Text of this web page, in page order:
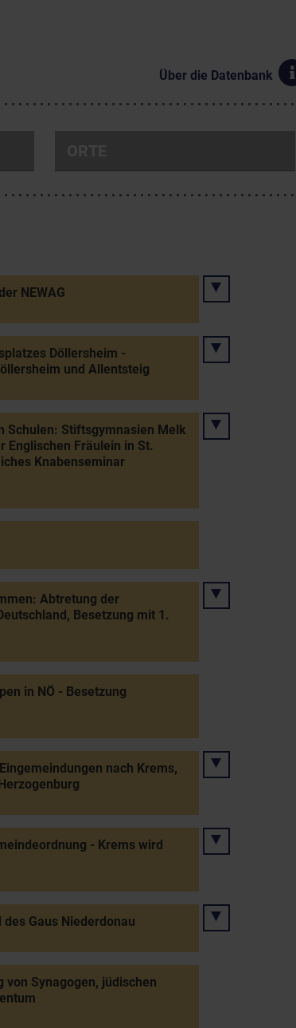
Über die Datenbank
NEWAG
Döllersheim -
und Allentsteig
Schulen: Stiftsgymnasien Melk
Englischen Fräulein in St.
Knabenseminar
Abtretung der
Besetzung mit 1.
in NÖ - Besetzung
nach Krems,
- Krems wird
Gaus Niederdonau
Synagogen, jüdischen